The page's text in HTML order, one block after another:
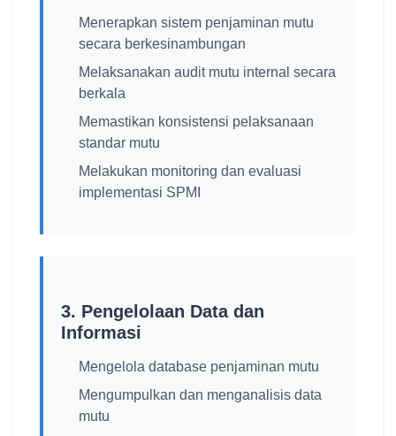
Menerapkan sistem penjaminan mutu
secara berkesinambungan
Melaksanakan audit mutu internal secara
berkala
Memastikan konsistensi pelaksanaan
standar mutu
Melakukan monitoring dan evaluasi
implementasi SPMI
3. Pengelolaan Data dan
Informasi
Mengelola database penjaminan mutu
Mengumpulkan dan menganalisis data
mutu